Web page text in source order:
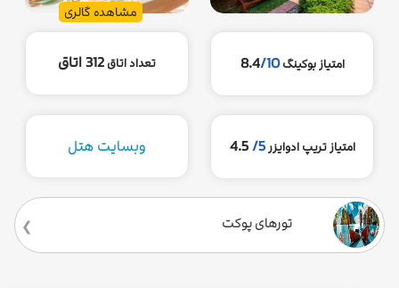
مشاهده گالری
امتیاز بوکینگ 8.4/10 تعداد اتاق312 اتاق
امتیاز تریپ ادوایزر5/
4.5 وبسایت هتل
تورهای پوکت